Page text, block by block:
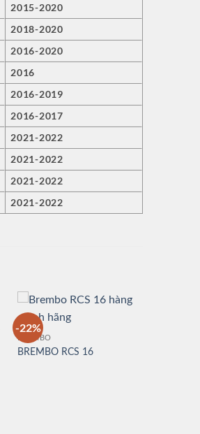
2015-2020
2018-2020
2016-2020
2016
2016-2019
2016-2017
2021-2022
2021-2022
2021-2022
2021-2022
-22%
BREMBO
BREMBO RCS 16